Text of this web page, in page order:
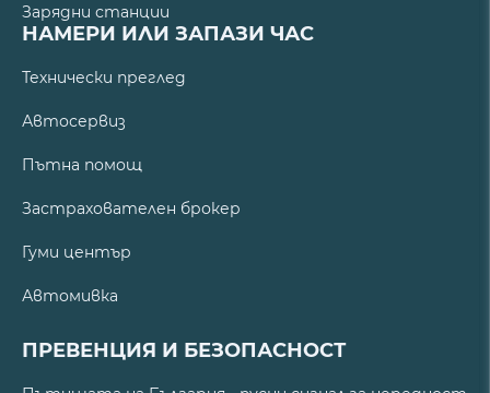
Зарядни станции
НАМЕРИ ИЛИ ЗАПАЗИ ЧАС
Технически преглед
Автосервиз
Пътна помощ
Застрахователен брокер
Гуми център
Автомивка
ПРЕВЕНЦИЯ И БЕЗОПАСНОСТ